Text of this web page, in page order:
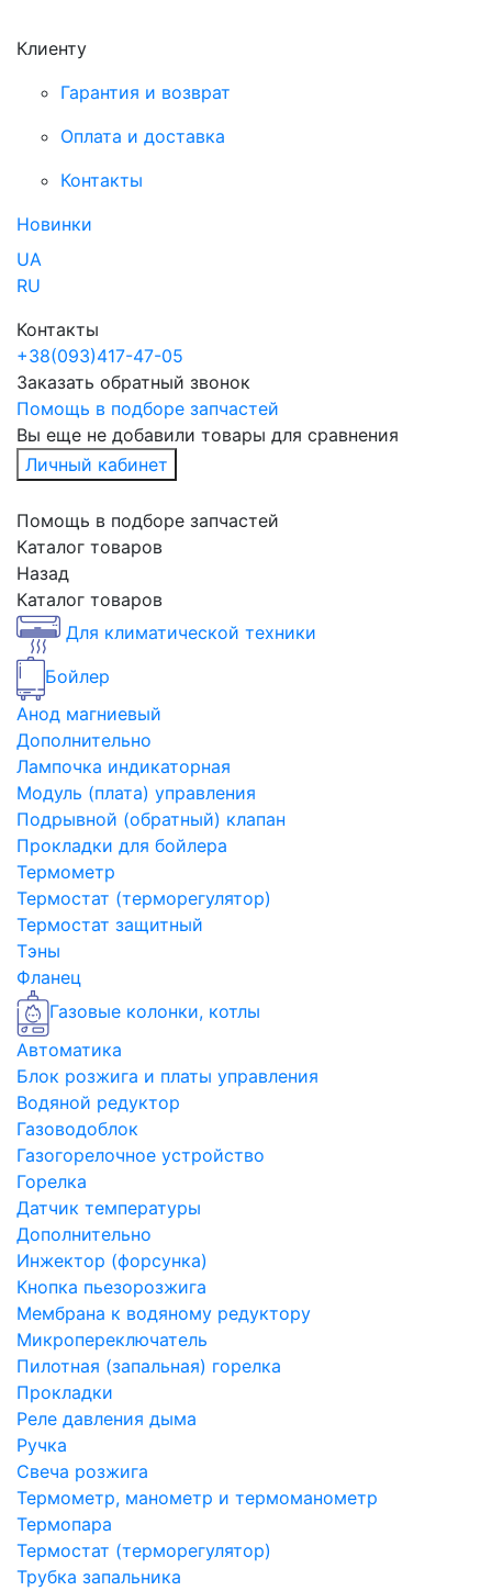
Клиенту
Гарантия и возврат
Оплата и доставка
Контакты
Новинки
UA
RU
Контакты
+38(093)417-47-05
Заказать обратный звонок
Помощь в подборе запчастей
Вы еще не добавили товары для сравнения
Личный кабинет
Помощь в подборе запчастей
Каталог товаров
Назад
Каталог товаров
Для климатической техники
Бойлер
Анод магниевый
Дополнительно
Лампочка индикаторная
Модуль (плата) управления
Подрывной (обратный) клапан
Прокладки для бойлера
Термометр
Термостат (терморегулятор)
Термостат защитный
Тэны
Фланец
Газовые колонки, котлы
Автоматика
Блок розжига и платы управления
Водяной редуктор
Газоводоблок
Газогорелочное устройство
Горелка
Датчик температуры
Дополнительно
Инжектор (форсунка)
Кнопка пьезорозжига
Мембрана к водяному редуктору
Микропереключатель
Пилотная (запальная) горелка
Прокладки
Реле давления дыма
Ручка
Свеча розжига
Термометр, манометр и термоманометр
Термопара
Термостат (терморегулятор)
Трубка запальника